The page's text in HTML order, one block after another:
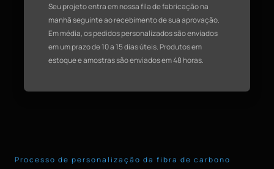
Seu projeto entra em nossa fila de fabricação na
manhã seguinte ao recebimento de sua aprovação.
Em média, os pedidos personalizados são enviados
em um prazo de 10 a 15 dias úteis. Produtos em
estoque e amostras são enviados em 48 horas.
Processo de personalização da fibra de carbono